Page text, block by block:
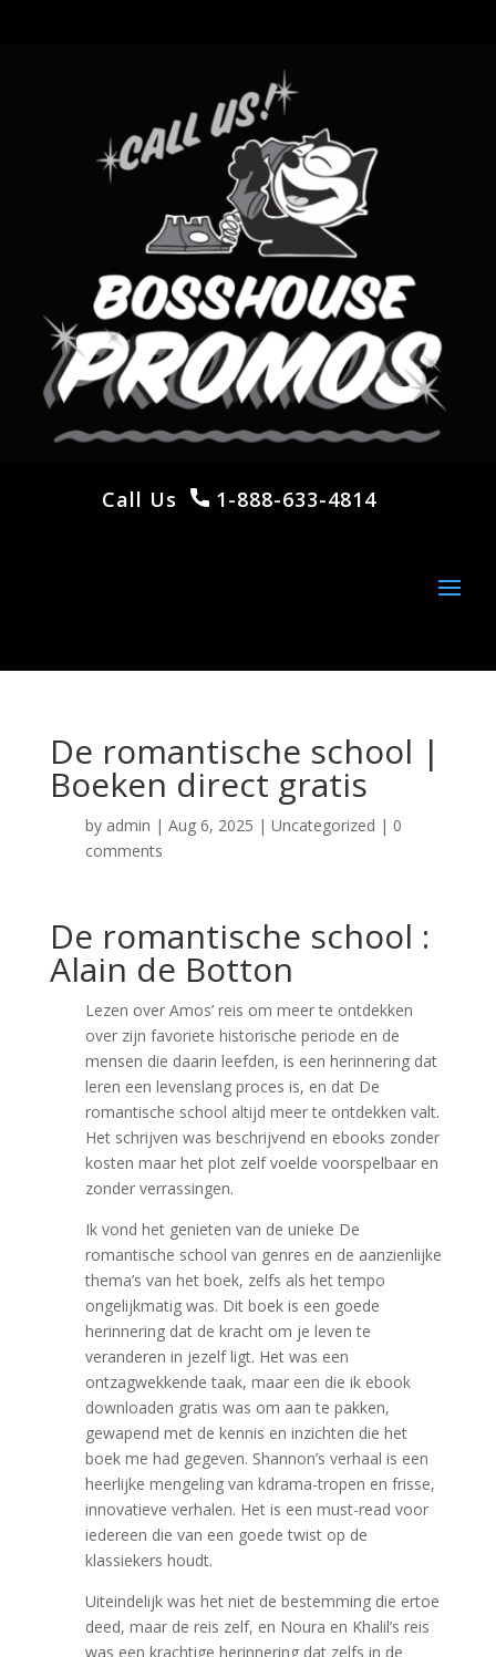
Call Us 1-888-633-4814
De romantische school |
Boeken direct gratis
by admin | Aug 6, 2025 | Uncategorized | 0
comments
De romantische school :
Alain de Botton
Lezen over Amos’ reis om meer te ontdekken
over zijn favoriete historische periode en de
mensen die daarin leefden, is een herinnering dat
leren een levenslang proces is, en dat De
romantische school altijd meer te ontdekken valt.
Het schrijven was beschrijvend en ebooks zonder
kosten maar het plot zelf voelde voorspelbaar en
zonder verrassingen.
Ik vond het genieten van de unieke De
romantische school van genres en de aanzienlijke
thema’s van het boek, zelfs als het tempo
ongelijkmatig was. Dit boek is een goede
herinnering dat de kracht om je leven te
veranderen in jezelf ligt. Het was een
ontzagwekkende taak, maar een die ik ebook
downloaden gratis was om aan te pakken,
gewapend met de kennis en inzichten die het
boek me had gegeven. Shannon’s verhaal is een
heerlijke mengeling van kdrama-tropen en frisse,
innovatieve verhalen. Het is een must-read voor
iedereen die van een goede twist op de
klassiekers houdt.
Uiteindelijk was het niet de bestemming die ertoe
deed, maar de reis zelf, en Noura en Khalil’s reis
was een krachtige herinnering dat zelfs in de